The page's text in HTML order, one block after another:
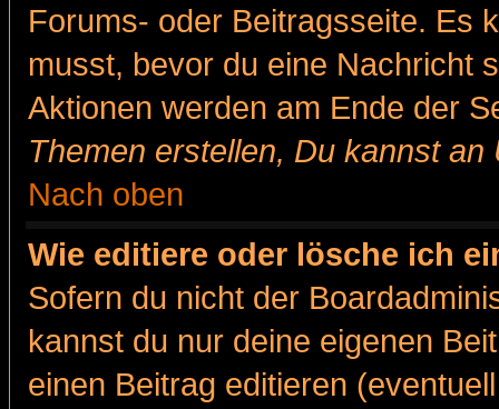
Forums- oder Beitragsseite. Es
musst, bevor du eine Nachricht
Aktionen werden am Ende der
Themen erstellen, Du kannst
Nach oben
Wie editiere oder lösche ich
Sofern du nicht der
kannst du nur deine eigenen
einen Beitrag editieren